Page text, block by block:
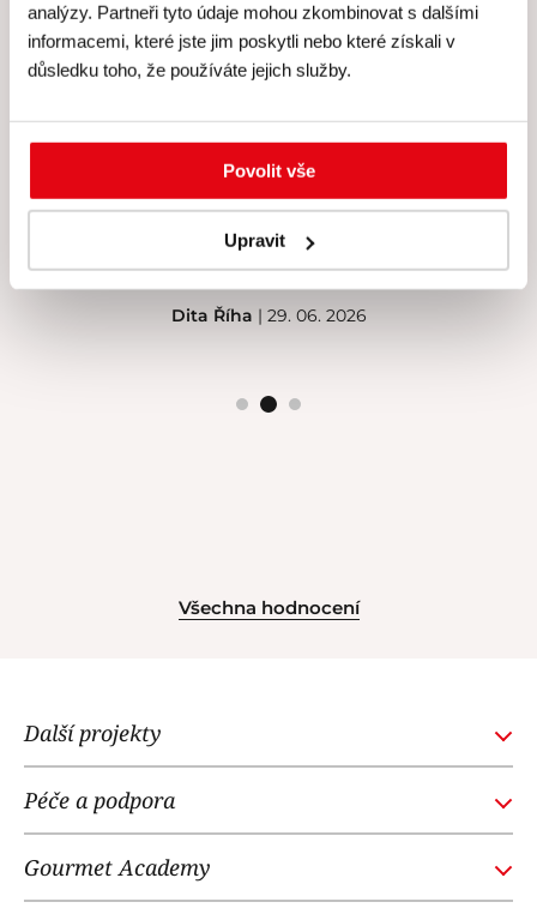
analýzy. Partneři tyto údaje mohou zkombinovat s dalšími
informacemi, které jste jim poskytli nebo které získali v
důsledku toho, že používáte jejich služby.
Povolit vše
Upravit
Hodnocení: 4.9 (216)
klidu, žádný stres, recepty výborné, velmi chutné.
Sachr úplně nej, takový jsem ještě nejedla. Paní Klára
doporučuji navštívit její kurzy.
Dita Říha | 29. 06. 2026
Všechna hodnocení
Další projekty
NOI RESTAURANT
WE LOVE DOGS
Péče a podpora
Gourmet Academy